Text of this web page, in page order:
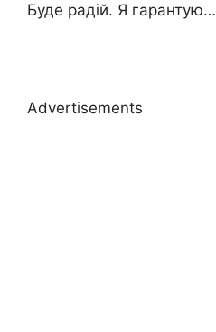
Буде радій. Я гарантую…
Advertisements